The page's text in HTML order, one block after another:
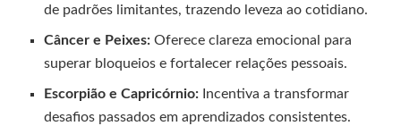
de padrões limitantes, trazendo leveza ao cotidiano.
Câncer e Peixes: Oferece clareza emocional para
superar bloqueios e fortalecer relações pessoais.
Escorpião e Capricórnio: Incentiva a transformar
desafios passados em aprendizados consistentes.